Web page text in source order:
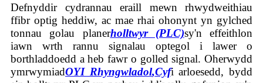
Defnyddir cydrannau eraill mewn rhwydweithiau
ffibr optig heddiw, ac mae rhai ohonynt yn gylched
tonnau golau planerholltwyr (PLC)sy'n effeithlon
iawn wrth rannu signalau optegol i lawer o
borthladdoedd a heb fawr o golled signal. Oherwydd
ymrwymiadOYI Rhyngwladol,Cyfi arloesedd, bydd